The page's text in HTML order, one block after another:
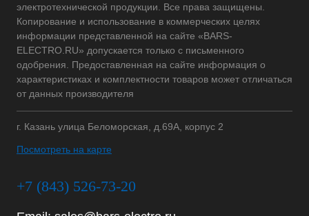
электротехнической продукции. Все права защищены.
Копирование и использование в коммерческих целях
информации представленной на сайте «BARS-
ELECTRO.RU» допускается только с письменного
одобрения. Предоставленная на сайте информация о
характеристиках и комплектности товаров может отличаться
от данных производителя
г. Казань улица Беломорская, д.69А, корпус 2
Посмотреть на карте
+7 (843) 526-73-20